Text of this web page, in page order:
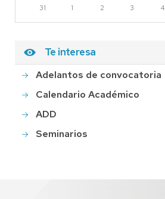
31
1 2 3 4
Te interesa
Adelantos de convocatoria
Calendario Académico
ADD
Seminarios